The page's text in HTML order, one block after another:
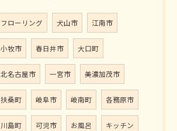
フローリング 犬山市 江南市
小牧市 春日井市 大口町
北名古屋市 一宮市 美濃加茂市
扶桑町 岐阜市 岐南町 各務原市
川島町 可児市 お風呂 キッチン